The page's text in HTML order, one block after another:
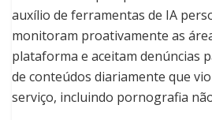
auxílio de ferramentas de IA
monitoram proativamente as
plataforma e aceitam denúncias
de conteúdos diariamente que
serviço, incluindo pornografia